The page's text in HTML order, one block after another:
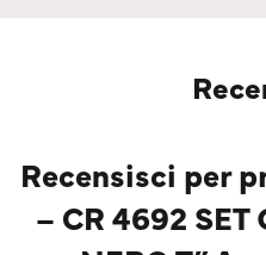
Recensisci per
– CR 4692 SET